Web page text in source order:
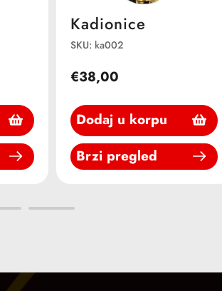
Kadionice
SKU: ka002
€38,00
Dodaj u korpu
Brzi pregled